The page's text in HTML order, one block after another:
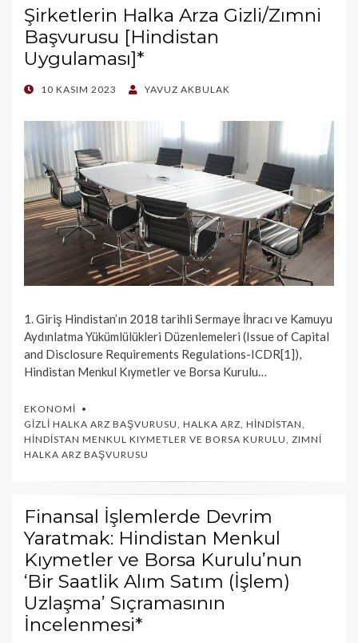
Şirketlerin Halka Arza Gizli/Zımni
Başvurusu [Hindistan
Uygulaması]*
POSTED
10 KASIM 2023 YAVUZ AKBULAK
1. Giriş Hindistan’ın 2018 tarihli Sermaye İhracı ve Kamuyu
Aydınlatma Yükümlülükleri Düzenlemeleri (Issue of Capital
and Disclosure Requirements Regulations-ICDR[1]),
Hindistan Menkul Kıymetler ve Borsa Kurulu…
EKONOMI
GIZLI HALKA ARZ BAŞVURUSU HALKA ARZ HINDISTAN
HINDISTAN MENKUL KIYMETLER VE BORSA KURULU ZIMNI
HALKA ARZ BAŞVURUSU
Finansal İşlemlerde Devrim
Yaratmak: Hindistan Menkul
Kıymetler ve Borsa Kurulu’nun
‘Bir Saatlik Alım Satım (İşlem)
Uzlaşma’ Sıçramasının
İncelenmesi*